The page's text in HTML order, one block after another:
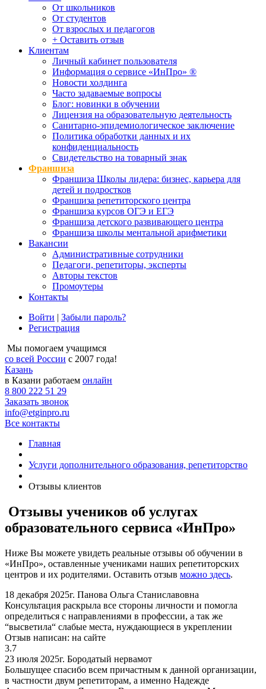
От школьников
От студентов
От взрослых и педагогов
+ Оставить отзыв
Клиентам
Личный кабинет пользователя
Информация о сервисе «ИнПро» ®
Новости холдинга
Часто задаваемые вопросы
Блог: новинки в обучении
Лицензия на образовательную деятельность
Санитарно-эпидемиологическое заключение
Политика обработки данных и их
конфиденциальность
Свидетельство на товарный знак
Франшиза
Франшиза Школы лидера: бизнес, карьера для
детей и подростков
Франшиза репетиторского центра
Франшиза курсов ОГЭ и ЕГЭ
Франшиза детского развивающего центра
Франшиза школы ментальной арифметики
Вакансии
Административные сотрудники
Педагоги, репетиторы, эксперты
Авторы текстов
Промоутеры
Контакты
Войти | Забыли пароль?
Регистрация
Мы помогаем учащимся
со всей России с 2007 года!
Казань
в Казани работаем онлайн
8 800 222 51 29
Заказать звонок
info@etginpro.ru
Все контакты
Главная
Услуги дополнительного образования, репетиторство
Отзывы клиентов
Отзывы учеников об услугах
образовательного сервиса «ИнПро»
Ниже Вы можете увидеть реальные отзывы об обучении в
«ИнПро», оставленные учениками наших репетиторских
центров и их родителями. Оставить отзыв можно здесь.
18 декабря 2025г. Панова Ольга Станиславовна
Консультация раскрыла все стороны личности и помогла
определиться с направлениями в профессии, а так же
“высветила“ слабые места, нуждающиеся в укреплении
Отзыв написан: на сайте
3.7
23 июля 2025г. Бородатый нервамот
Большущее спасибо всем причастным к данной организации,
в частности двум репетиторам, а именно Надежде